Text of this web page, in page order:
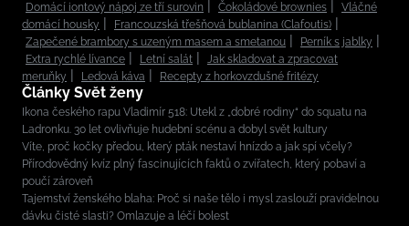
Domácí iontový nápoj ze tří surovin
Čokoládové brownies
Vláčné
domácí housky
Francouzská třešňová bublanina (Clafoutis)
Zapečené brambory s uzeným masem a smetanou
Perník s jablky
Extra rychlé lívance
Letní salát
Jak skladovat a zpracovat
meruňky
Ledová káva Recepty z horkovzdušné fritézy
Články Svět ženy
Ikona českého rapu Vladimír 518: Utekl z „dobré rodiny“ do squatu na
Ladronku. 30 let ovlivňuje hudební scénu a dobyl svět kultury
Víte, proč kočky předou, který pták nestaví hnízdo a jak spí včely?
Přírodovědný kvíz plný fascinujících faktů o zvířatech, který pobaví a
poučí zároveň
Tajemství ženského blaha: Proč si naše tělo i mysl zaslouží pravidelnou
dávku čisté slasti? Omlazuje a léčí bolest